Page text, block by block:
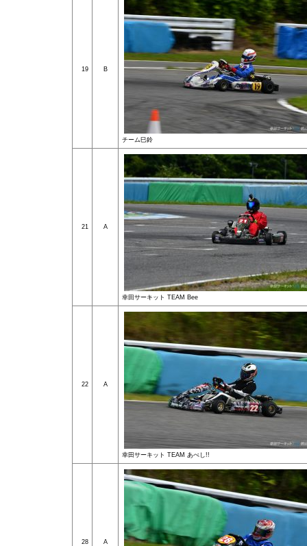
19 B
チーム巳鈴
21 A
幸田サーキット TEAM Bee
22 A
幸田サーキット TEAM あべし!!
28 A